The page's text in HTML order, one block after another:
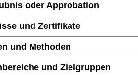
oder Approbation
und Zertifikate
und Methoden
und Zielgruppen